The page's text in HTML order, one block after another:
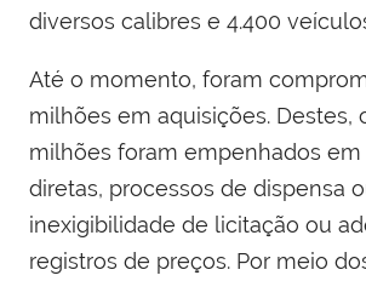
diversos calibres e 4.400
Até o momento, foram
milhões em aquisições. Destes,
milhões foram empenhados
diretas, processos de dispensa
inexigibilidade de licitação ou
registros de preços. Por meio